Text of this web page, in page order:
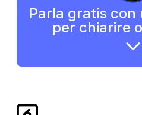
Parla gratis
per chiarire